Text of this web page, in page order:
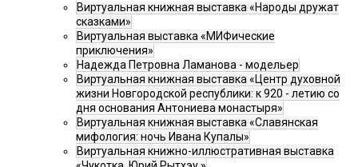
Виртуальная книжная выставка «Народы дружат
сказками»
Виртуальная выставка «МИФические
приключения»
Надежда Петровна Ламанова - модельер
Виртуальная книжная выставка «Центр духовной
жизни Новгородской республики: к 920 - летию со
дня основания Антониева монастыря»
Виртуальная книжная выставка «Славянская
мифология: ночь Ивана Купалы»
Виртуальная книжно-иллюстративная выставка